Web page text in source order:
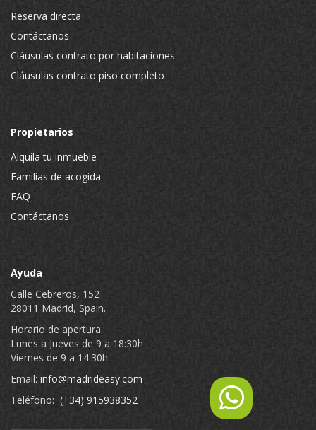
Reserva directa
Contáctanos
Cláusulas contrato por habitaciones
Cláusulas contrato piso completo
Propietarios
Alquila tu inmueble
Familias de acogida
FAQ
Contáctanos
Ayuda
Calle Cebreros, 152
28011 Madrid, Spain.
Horario de apertura:
Lunes a Jueves de 9 a 18:30h
Viernes de 9 a 14:30h
Email: info@madrideasy.com
Teléfono: (+34) 915938352